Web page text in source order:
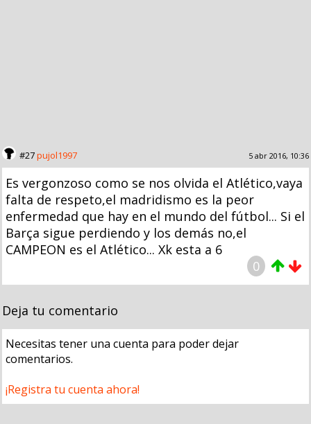
#27pujol1997 5 abr 2016, 10:36
Es vergonzoso como se nos olvida el Atlético,vaya
falta de respeto,el madridismo es la peor
enfermedad que hay en el mundo del fútbol... Si el
Barça sigue perdiendo y los demás no,el
CAMPEON es el Atlético... Xk esta a 6
0
Deja tu comentario
Necesitas tener una cuenta para poder dejar
comentarios.
¡Registra tu cuenta ahora!